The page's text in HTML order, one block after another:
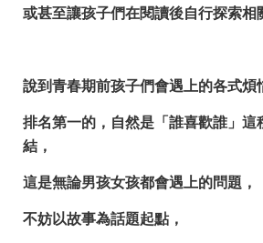
或甚至讓孩子們在閱讀後自行探索相
說到青春期前孩子們會遇上的各式煩
排名第一的，自然是「誰喜歡誰」這
結，
這是無論男孩女孩都會遇上的問題，
不妨以故事為話題起點，